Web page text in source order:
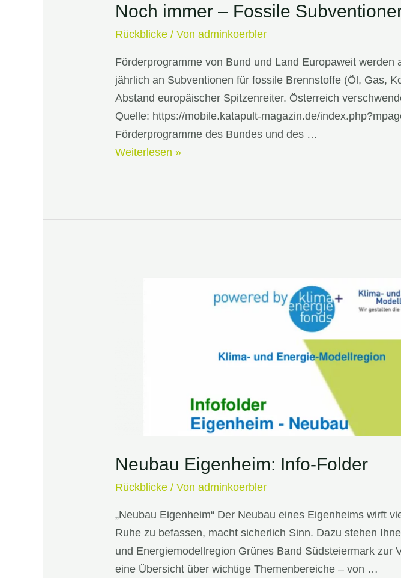
Noch immer – Fossile
Rückblicke / Vonadminkoerbler
Förderprogramme von Bund und Land Europaweit
jährlich an Subventionen für fossile Brennstoffe (Öl, Gas,
Abstand europäischer Spitzenreiter. Österreich
Quelle: https://mobile.katapult-magazin.de/
Förderprogramme des Bundes und des …
Noch
Subventionen
Weiterlesen »
Neubau Eigenheim: Info-Folder
Rückblicke / Vonadminkoerbler
„Neubau Eigenheim“ Der Neubau eines Eigenheims wirft
Ruhe zu befassen, macht sicherlich Sinn. Dazu stehen
und Energiemodellregion Grünes Band Südsteiermark
eine Übersicht über wichtige Themenbereiche – von …